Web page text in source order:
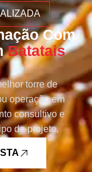
Com
Batatais
torre de
operação em
consultivo e
de projeto.